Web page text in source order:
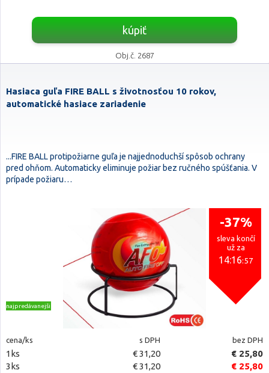
kúpiť
Obj.č. 2687
Hasiaca guľa FIRE BALL s životnosťou 10 rokov,
automatické hasiace zariadenie
...FIRE BALL protipožiarne guľa je najjednoduchší spôsob ochrany
pred ohňom. Automaticky eliminuje požiar bez ručného spúšťania. V
prípade požiaru…
-37%
sleva končí
už za
14:16:56
najpredávanejšie
cena/ks s DPH bez DPH
1ks € 31,20
€ 25,80
3ks
€ 31,20
€ 25,80